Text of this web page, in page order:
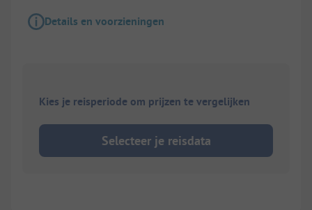
Details en voorzieningen
Kies je reisperiode om prijzen te vergelijken
Selecteer je reisdata